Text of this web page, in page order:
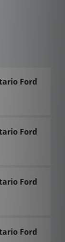
Ford
Ford
Ford
Ford